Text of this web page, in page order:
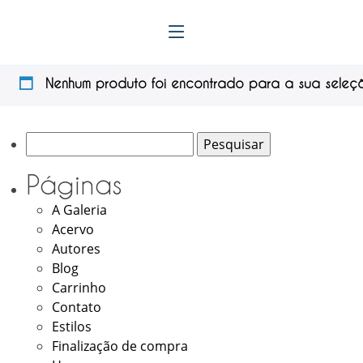
Nenhum produto foi encontrado para a sua
por:
Páginas
A Galeria
Acervo
Autores
Blog
Carrinho
Contato
Estilos
Finalização de compra